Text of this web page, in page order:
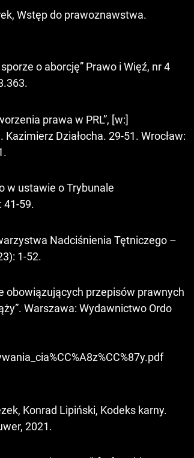
Wstęp do prawoznawstwa.
o aborcję” Prawo i Więź, nr 4
.
prawa w PRL”, [w:]
Działocha. 29-51. Wrocław:
w ustawie o Trybunale
41-59.
Nadciśnienia Tętniczego –
1-52.
obowiązujących przepisów prawnych
Warszawa: Wydawnictwo Ordo
Konrad Lipiński, Kodeks karny.
2021.